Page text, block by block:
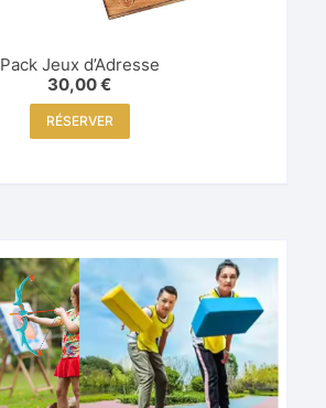
Pack Jeux d’Adresse
30,00€
RÉSERVER